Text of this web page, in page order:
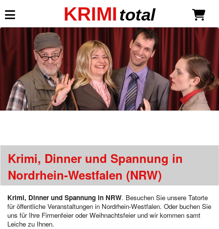
Mein KRIMI total
Neu registrieren
Dinner-Shows
Millionäre lieben gefährlich
Eine Leiche für die Braut
Neue Gangster, neues Glück
Mord Royal
Mein Haus, mein Boot, mein Mord
Wer öfter stirbt, ist längst nicht tot
KRIMItotal
Krimi, Dinner und Spannung in
Nordrhein-Westfalen (NRW)
Krimi, Dinner und Spannung in NRW. Besuchen Sie unsere Tatorte
für öffentliche Veranstaltungen in Nordrhein-Westfalen. Oder buchen Sie
uns für Ihre Firmenfeier oder Weihnachtsfeier und wir kommen samt
Leiche zu Ihnen.